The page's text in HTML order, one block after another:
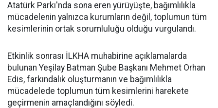
Atatürk Parkı'nda sona eren yürüyüşte, bağımlılıkla
mücadelenin yalnızca kurumların değil, toplumun tüm
kesimlerinin ortak sorumluluğu olduğu vurgulandı.
Etkinlik sonrası İLKHA muhabirine açıklamalarda
bulunan Yeşilay Batman Şube Başkanı Mehmet Orhan
Edis, farkındalık oluşturmanın ve bağımlılıkla
mücadelede toplumun tüm kesimlerini harekete
geçirmenin amaçlandığını söyledi.